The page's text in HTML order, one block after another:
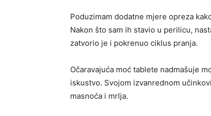
Poduzimam dodatne mjere opreza
Nakon što sam ih stavio u perilicu,
zatvorio je i pokrenuo ciklus pranja.
Očaravajuća moć tablete nadmašuje
iskustvo. Svojom izvanrednom
masnoća i mrlja.